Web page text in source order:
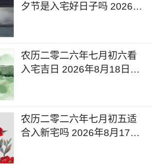
夕节是入宅好日子吗 2026年
农历二零二六年七月初六看
入宅吉日 2026年8月18日黄
农历二零二六年七月初五适
合入新宅吗 2026年8月17日